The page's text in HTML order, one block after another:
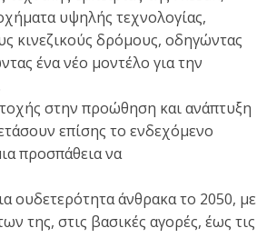
υψηλής τεχνολογίας,
κινεζικούς δρόμους, οδηγώντας
ένα νέο μοντέλο για την
στην προώθηση και ανάπτυξη
επίσης το ενδεχόμενο
προσπάθεια να
ουδετερότητα άνθρακα το 2050, με
της, στις βασικές αγορές, έως τις